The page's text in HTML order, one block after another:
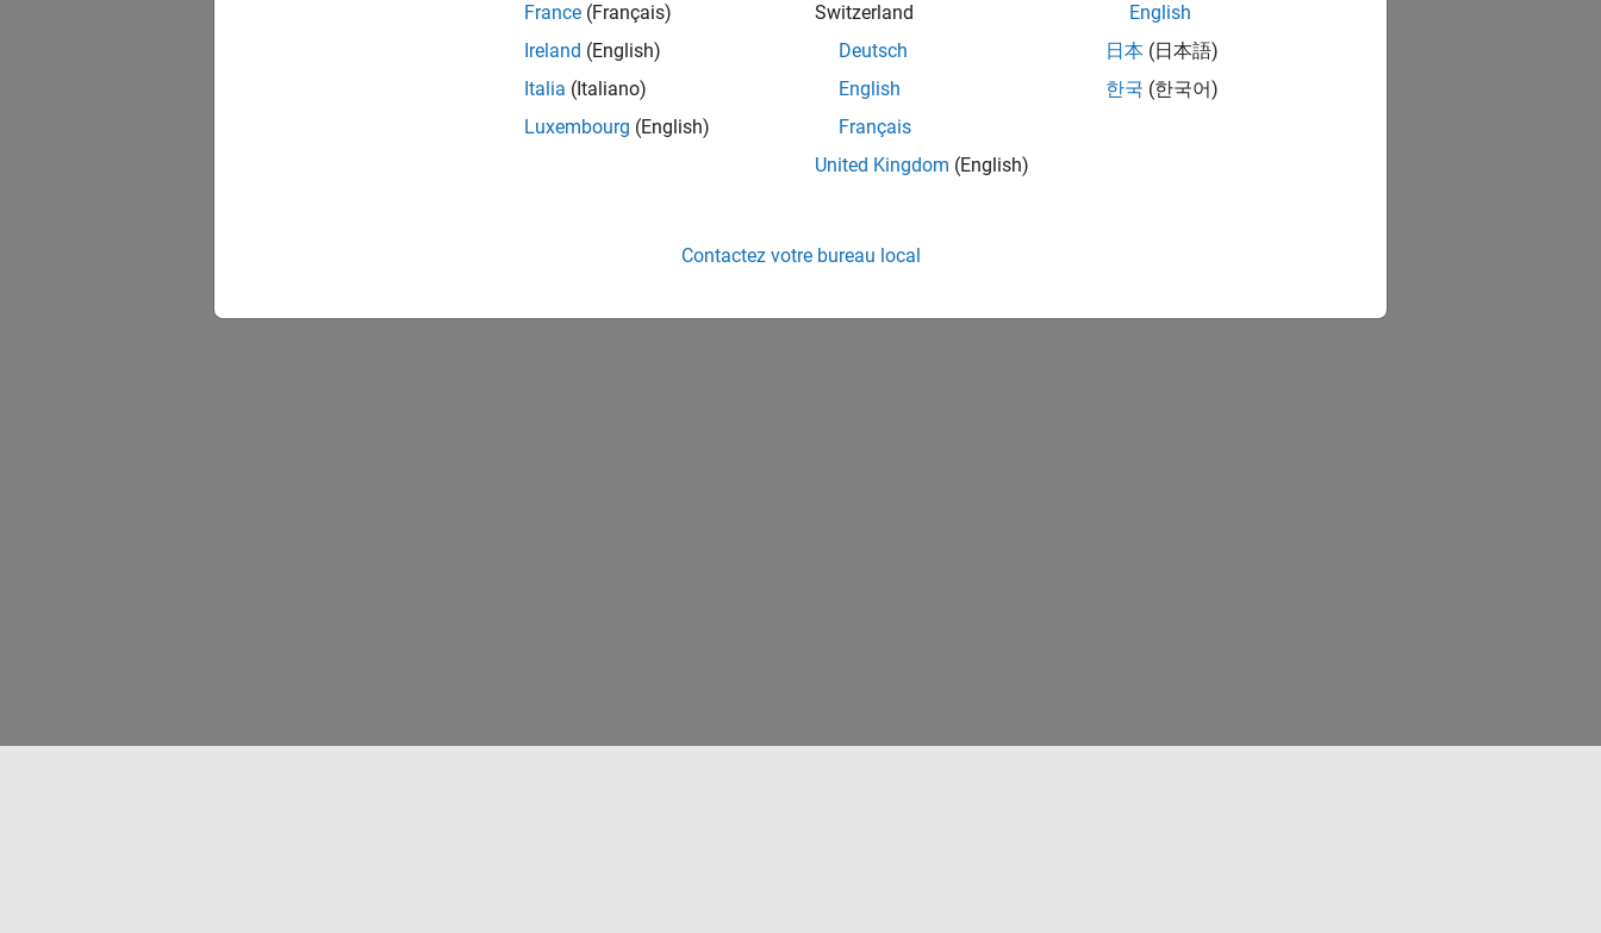
France (Français)
Ireland (English)
Italia (Italiano)
Luxembourg (English)
Switzerland
Deutsch
English
Français
United Kingdom (English)
English
日本 (日本語)
한국 (한국어)
Contactez votre bureau local